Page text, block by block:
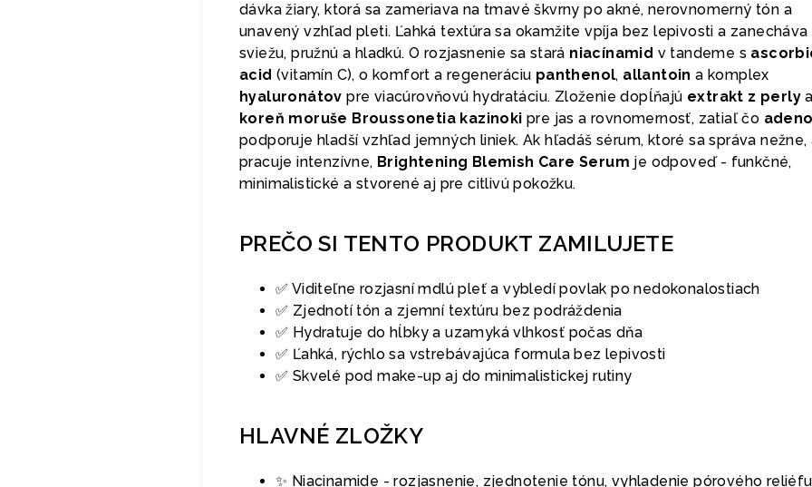
dávka žiary, ktorá sa zameriava na tmavé škvrny po akné, nerovnomerný tón a
unavený vzhľad pleti. Ľahká textúra sa okamžite vpíja bez lepivosti a
sviežu, pružnú a hladkú. O rozjasnenie sa stará niacínamid v tandeme s
acid (vitamín C), o komfort a regeneráciu panthenol, allantoin a komplex
hyaluronátov pre viacúrovňovú hydratáciu. Zloženie dopĺňajú extrakt z perly
koreň moruše Broussonetia kazinoki pre jas a rovnomernosť, zatiaľ čo
podporuje hladší vzhľad jemných liniek. Ak hľadáš sérum, ktoré sa správa nežne,
pracuje intenzívne, Brightening Blemish Care Serum je odpoveď - funkčné,
minimalistické a stvorené aj pre citlivú pokožku.
PREČO SI TENTO PRODUKT ZAMILUJETE
✅ Viditeľne rozjasní mdlú pleť a vybledí povlak po nedokonalostiach
✅ Zjednotí tón a zjemní textúru bez podráždenia
✅ Hydratuje do hĺbky a uzamyká vlhkosť počas dňa
✅ Ľahká, rýchlo sa vstrebávajúca formula bez lepivosti
✅ Skvelé pod make-up aj do minimalistickej rutiny
HLAVNÉ ZLOŽKY
✨ Niacinamide - rozjasnenie, zjednotenie tónu, vyhladenie pórového reliéfu